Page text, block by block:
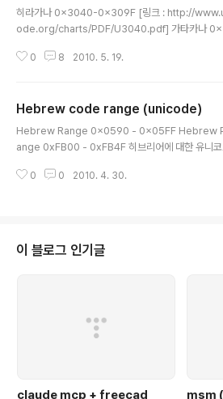
히라가나 0x3040-0x309F [링크 : http://
ode.org/charts/PDF/U3040.pdf] 가타카나
PDF/U30A0.pdf] MS Mincho (winXP 기본) [링
: http://tibetinside.com/13] 묶는 방법이 먼가해서
러봤더니 이런 신기한 창이? 아무튼, 일본어로 하니
으로 MS Mincho 폰트로 변경되었다.
0 8 2010. 5. 19.
Hebrew code range (unicode)
Hebrew Range 0x0590 - 0x05FF Hebrew
ange 0xFB00 - 0xFB4F 히브리어에 대한 유니코
한 영역이다. (그러니까 unicode 변환하면
0 0 2010. 4. 30.
이 블로그 인기글
claude mcp + freecad
msm